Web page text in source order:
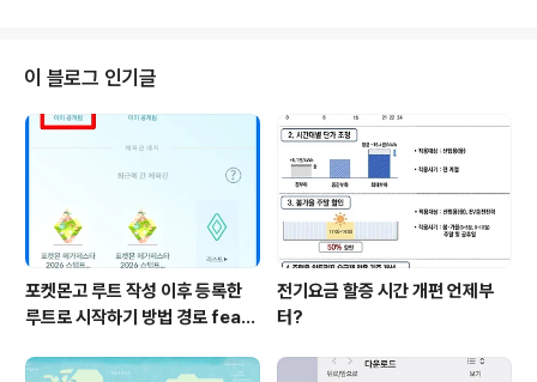
지 않을까? 하고 고민하고 신청하지 않아도 친철한 알람이
떠서 애드포스트 가입 경로를 안내해 주어서 신선했습니
다. 초대장 같은 알람이 올 줄은 정말 몰랐고 기뻤습니
다. 애드포스트 시작하기 버튼을 누르면 애드포스트 웹페
이지로 이동했습니다.첫 번째 단계로 애드포스트에 가입을
하지 않고 있었기에 바로 가입을 했습니다. 필요한..
이 블로그 인기글
포켓몬고 루트 작성 이후 등록한
루트로 시작하기 방법 경로 feat.
전기요금 할증 시간 개편 언제부
터?